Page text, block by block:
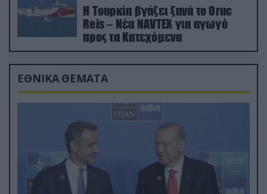
Η Τουρκία βγάζει ξανά το Oruc
Reis – Νέα NAVTEX για αγωγό
προς τα Κατεχόμενα
ΕΘΝΙΚΑ ΘΕΜΑΤΑ